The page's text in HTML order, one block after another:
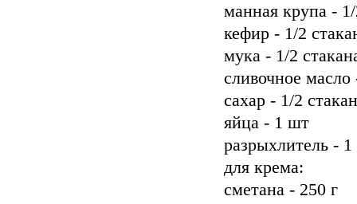
манная крупа -
кефир - 1/2
мука - 1/2
сливочное масло
сахар - 1/2
яйца - 1 шт
разрыхлитель -
для крема:
сметана - 250 г